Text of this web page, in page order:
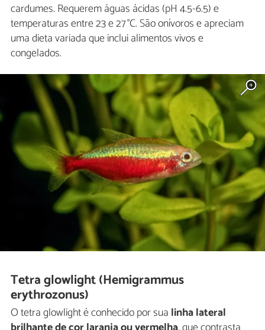
cardumes. Requerem águas ácidas (pH 4.5-6.5) e
temperaturas entre 23 e 27 °C. São onívoros e apreciam
uma dieta variada que inclui alimentos vivos e
congelados.
Tetra glowlight (Hemigrammus
erythrozonus)
O tetra glowlight é conhecido por sua linha lateral